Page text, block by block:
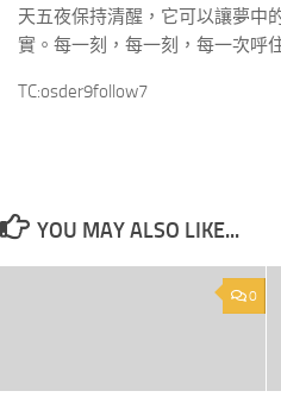
天五夜保持清醒，它可以讓夢中
實。每一刻，每一刻，每一次呼
TC:osder9follow7
YOU MAY ALSO LIKE...
0